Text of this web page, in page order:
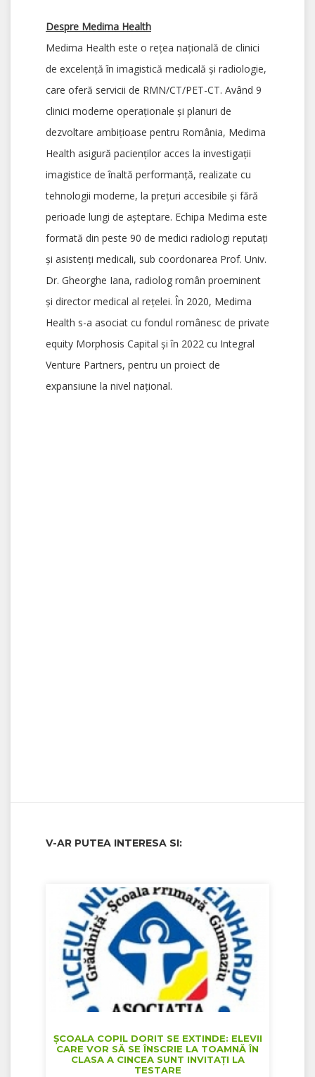
Despre Medima Health
Medima Health este o rețea națională de clinici
de excelență în imagistică medicală și radiologie,
care oferă servicii de RMN/CT/PET-CT. Având 9
clinici moderne operaționale și planuri de
dezvoltare ambițioase pentru România, Medima
Health asigură pacienților acces la investigații
imagistice de înaltă performanță, realizate cu
tehnologii moderne, la prețuri accesibile și fără
perioade lungi de așteptare. Echipa Medima este
formată din peste 90 de medici radiologi reputați
și asistenți medicali, sub coordonarea Prof. Univ.
Dr. Gheorghe Iana, radiolog român proeminent
și director medical al rețelei. În 2020, Medima
Health s-a asociat cu fondul românesc de private
equity Morphosis Capital și în 2022 cu Integral
Venture Partners, pentru un proiect de
expansiune la nivel național.
V-AR PUTEA INTERESA SI:
ȘCOALA COPIL DORIT SE EXTINDE: ELEVII
CARE VOR SĂ SE ÎNSCRIE LA TOAMNĂ ÎN
CLASA A CINCEA SUNT INVITAȚI LA
TESTARE